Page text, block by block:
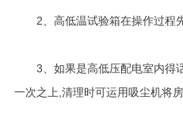
2、高低温试验箱在操作过程先
3、如果是高低压配电室内得
一次之上,清理时可运用吸尘机将